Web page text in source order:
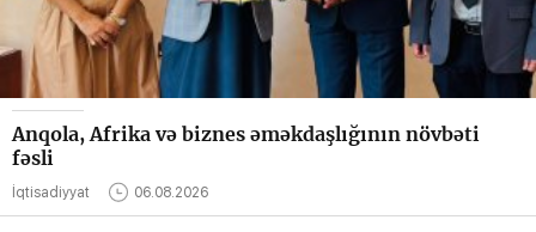
Anqola, Afrika və biznes əməkdaşlığının növbəti
fəsli
İqtisadiyyat 06.08.2026